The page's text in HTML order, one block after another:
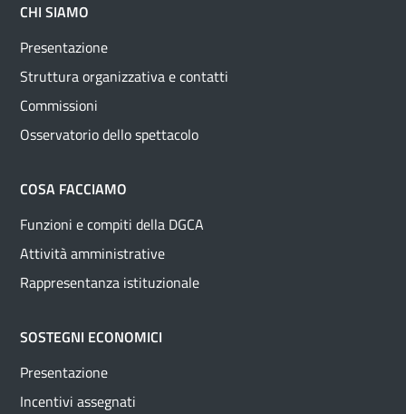
CHI SIAMO
Presentazione
Struttura organizzativa e contatti
Commissioni
Osservatorio dello spettacolo
COSA FACCIAMO
Funzioni e compiti della DGCA
Attività amministrative
Rappresentanza istituzionale
SOSTEGNI ECONOMICI
Presentazione
Incentivi assegnati